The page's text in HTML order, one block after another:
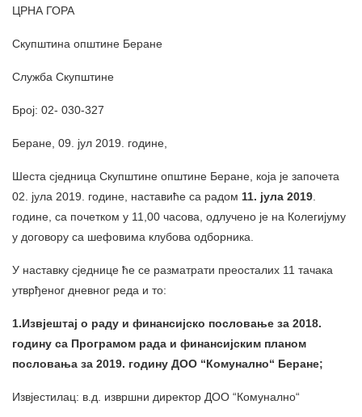
ЦРНА ГОРА
Скупштина општине Беране
Служба Скупштине
Број: 02- 030-327
Беране, 09. јул 2019. године,
Шеста сједница Скупштине општине Беране, која је започета
02. јула 2019. године, наставиће са радом 11. јула 2019.
године, са почетком у 11,00 часова, одлучено је на Колегијуму
у договору са шефовима клубова одборника.
У наставку сједнице ће се разматрати преосталих 11 тачака
утврђеног дневног реда и то:
1.Извјештај о раду и финансијско пословање за 2018.
годину са Програмом рада и финансијским планом
пословања за 2019. годину ДОО “Комунално“ Беране;
Извјестилац: в.д. извршни директор ДОО “Комунално“